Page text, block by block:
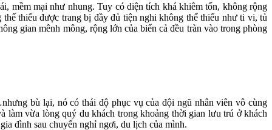
mềm mại như nhung. Tuy có diện tích khá khiêm tốn, không rộng
thiếu được trang bị đầy đủ tiện nghi không thể thiếu như ti vi, tủ
gian mênh mông, rộng lớn của biển cả đều tràn vào trong phòng
bù lại, nó có thái độ phục vụ của đội ngũ nhân viên vô cùng
làm vừa lòng quý du khách trong khoảng thời gian lưu trú ở khách
đình sau chuyến nghỉ ngơi, du lịch của mình.